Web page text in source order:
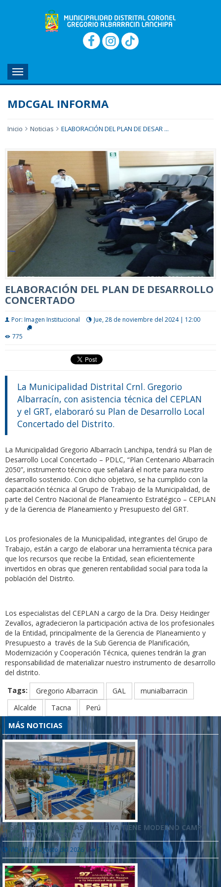
MENU
MDCGAL INFORMA
Inicio Noticias ELABORACIÓN DEL PLAN DE DESAR ...
ELABORACIÓN DEL PLAN DE DESARROLLO
CONCERTADO
Por: Imagen Institucional
Jue, 28 de noviembre del 2024 | 12:00
775
La Municipalidad Distrital Crnl. Gregorio
Albarracín, con asistencia técnica del CEPLAN
y el GRT, elaboraró su Plan de Desarrollo Local
Concertado del Distrito.
La Municipalidad Gregorio Albarracín Lanchipa, tendrá su Plan de
Desarrollo Local Concertado – PDLC, “Plan Centenario Albarracín
2050”, instrumento técnico que señalará el norte para nuestro
desarrollo sostenido. Con dicho objetivo, se ha cumplido con la
capacitación técnica al Grupo de Trabajo de la Municipalidad, de
parte del Centro Nacional de Planeamiento Estratégico – CEPLAN
y de la Gerencia de Planeamiento y Presupuesto del GRT.
Los profesionales de la Municipalidad, integrantes del Grupo de
Trabajo, están a cargo de elaborar una herramienta técnica para
que los recursos que recibe la Entidad, sean eficientemente
invertidos en obras que generen rentabilidad social para toda la
población del Distrito.
Los especialistas del CEPLAN a cargo de la Dra. Deisy Heidinger
Zevallos, agradecieron la participación activa de los profesionales
de la Entidad, principalmente de la Gerencia de Planeamiento y
Presupuesto a través de la Sub Gerencia de Planificación,
Modernización y Cooperación Técnica, quienes tendrán la gran
responsabilidad de materializar nuestro instrumento de desarrollo
del distrito.
Tags:
Gregorio Albarracin GAL
munialbarracin
Alcalde
Tacna Perú
MÁS NOTICIAS
¡ASOCIACIÓN VILLA LAS ROCAS YA TIENE MODERNO CAMPO
DEPORTIVO Y RECREAT ...
Vie, 07 de agosto del 2026 7